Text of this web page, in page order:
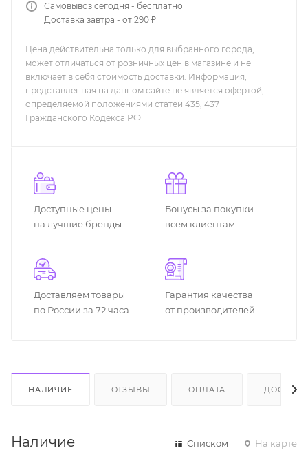
Самовывоз сегодня - бесплатно
Доставка завтра - от 290 ₽
Цена действительна только для выбранного города,
может отличаться от розничных цен в магазине и не
включает в себя стоимость доставки. Информация,
представленная на данном сайте не является офертой,
определяемой положениями статей 435, 437
Гражданского Кодекса РФ
Доступные цены
на лучшие бренды
Бонусы за покупки
всем клиентам
Доставляем товары
по России за 72 часа
Гарантия качества
от производителей
НАЛИЧИЕ ОТЗЫВЫ ОПЛАТА
Наличие Списком На карте